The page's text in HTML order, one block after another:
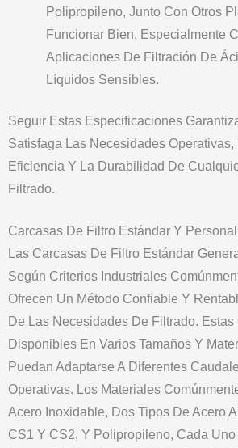
Polipropileno, Junto Con Otros
Funcionar Bien, Especialmente
Aplicaciones De Filtración De
Líquidos Sensibles.
Seguir Estas Especificaciones
Satisfaga Las Necesidades Operativas,
Eficiencia Y La Durabilidad De
Filtrado.
Carcasas De Filtro Estándar Y
Las Carcasas De Filtro Estándar
Según Criterios Industriales
Ofrecen Un Método Confiable Y
De Las Necesidades De Filtrado. Estas
Disponibles En Varios Tamaños Y
Puedan Adaptarse A Diferentes
Operativas. Los Materiales
Acero Inoxidable, Dos Tipos De Acero
CS1 Y CS2, Y Polipropileno, Cada